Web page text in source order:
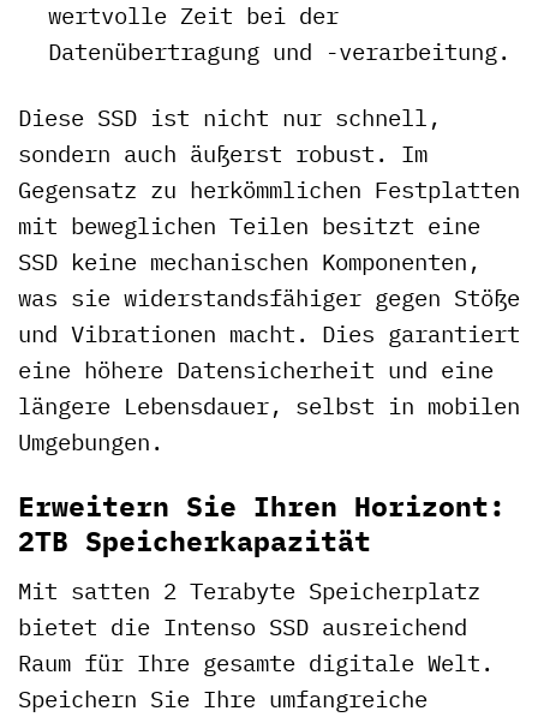
wertvolle Zeit bei der
Datenübertragung und -verarbeitung.
Diese SSD ist nicht nur schnell,
sondern auch äußerst robust. Im
Gegensatz zu herkömmlichen Festplatten
mit beweglichen Teilen besitzt eine
SSD keine mechanischen Komponenten,
was sie widerstandsfähiger gegen Stöße
und Vibrationen macht. Dies garantiert
eine höhere Datensicherheit und eine
längere Lebensdauer, selbst in mobilen
Umgebungen.
Erweitern Sie Ihren Horizont:
2TB Speicherkapazität
Mit satten 2 Terabyte Speicherplatz
bietet die Intenso SSD ausreichend
Raum für Ihre gesamte digitale Welt.
Speichern Sie Ihre umfangreiche